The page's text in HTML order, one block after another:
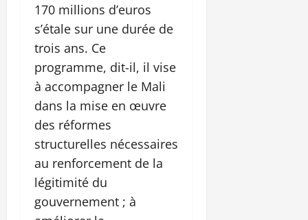
170 millions d’euros
s’étale sur une durée de
trois ans. Ce
programme, dit-il, il vise
à accompagner le Mali
dans la mise en œuvre
des réformes
structurelles nécessaires
au renforcement de la
légitimité du
gouvernement ; à